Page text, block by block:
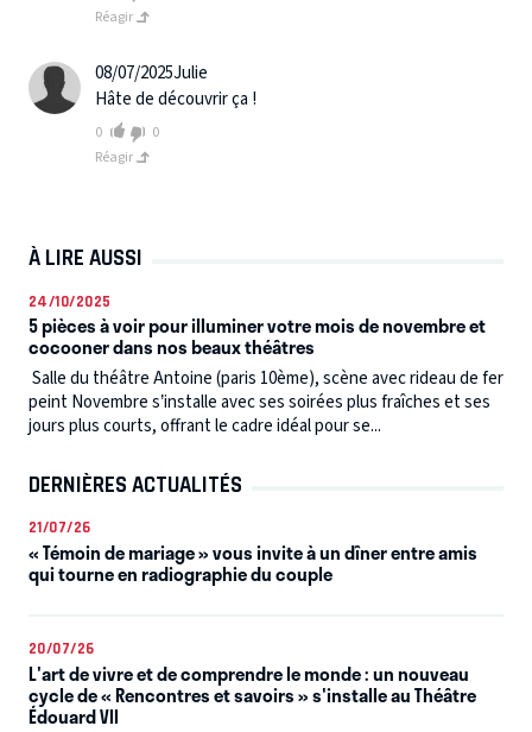
Réagir
08/07/2025Julie
Hâte de découvrir ça !
0
0
Réagir
À LIRE AUSSI
24/10/2025
5 pièces à voir pour illuminer votre mois de novembre et
cocooner dans nos beaux théâtres
Salle du théâtre Antoine (paris 10ème), scène avec rideau de fer
peint Novembre s’installe avec ses soirées plus fraîches et ses
jours plus courts, offrant le cadre idéal pour se...
DERNIÈRES ACTUALITÉS
21/07/26
« Témoin de mariage » vous invite à un dîner entre amis
qui tourne en radiographie du couple
20/07/26
L'art de vivre et de comprendre le monde : un nouveau
cycle de « Rencontres et savoirs » s'installe au Théâtre
Édouard VII